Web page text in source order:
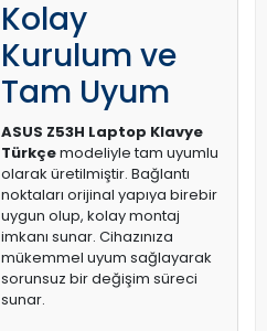
Kolay
Kurulum ve
Tam Uyum
ASUS Z53H Laptop Klavye
Türkçemodeliyle tam uyumlu
olarak üretilmiştir. Bağlantı
noktaları orijinal yapıya birebir
uygun olup, kolay montaj
imkanı sunar. Cihazınıza
mükemmel uyum sağlayarak
sorunsuz bir değişim süreci
sunar.